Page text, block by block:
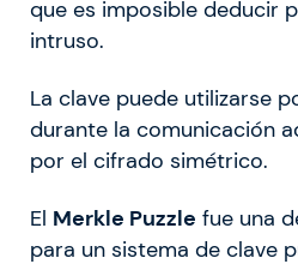
que es imposible deducir
intruso.
La clave puede utilizarse
durante la comunicación
por el cifrado simétrico.
El Merkle Puzzle fue una
para un sistema de clave